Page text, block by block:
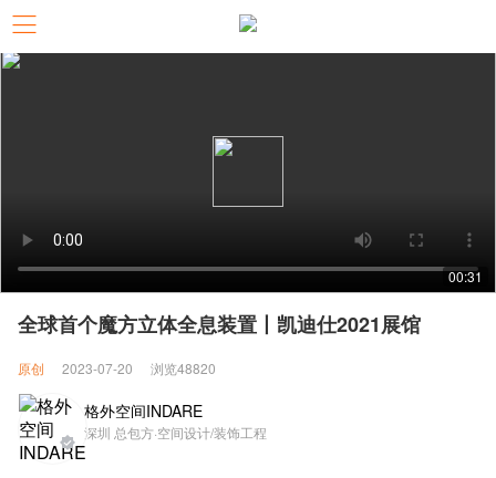
00:31
全球首个魔方立体全息装置丨凯迪仕2021展馆
原创 2023-07-20 浏览48820
格外空间INDARE
深圳 总包方·空间设计/装饰工程